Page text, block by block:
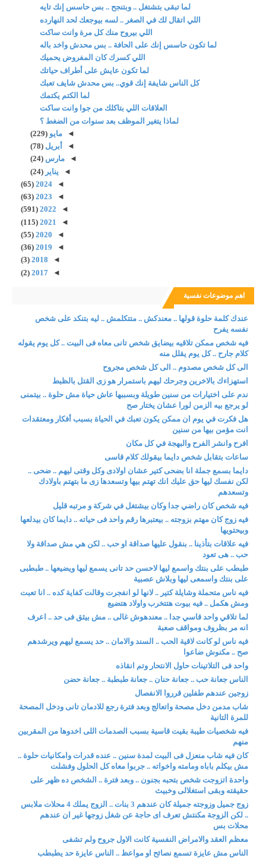
لما تبقى بتشتغل .. وبتنجح .. بس حاسس إنك تايه
اللي اتقال لك في الصغر .. لسه بيوجعك لحد النهارده
اللي بيروح منك كل مرة وانت ساكت
لما تكون حاسس إنك على الحافة .. بس محدش واخد باله
اللي كسرك كان المفروض يحميك
لما تكون عايش على أطراف حياتك
كل الناس شايفة إنك قوي.. بس محدش شايف تعبك
لما الكتم يكتمك
العلاقات اللي بتاكلك من جوا وانت ساكت
لماذا يتغير الموظف بعد سنوات من الضغط ؟
◄مايو(229)
◄
أبريل(78)
◄مارس(24)
◄ يناير(24)
◄
2024
(65)
◄
2023
(63)
◄
2022
(591)
◄
2021
(115)
◄
2020
(55)
◄
2019
(36)
◄
2018
(3)
◄
2017
(2)
اهم موضوعات نفسية
عندك كلمة حلوة قولها .. معندكش .. متتكلمش .. ليه بتنكد على شخص
نفسه يفرح
فيه شخص ممكن تلاقيه بيضايق شخص تانى معاه فى البيت .. كل يوم يقوله
كلام جارح .. كل يوم يقلل منه
الى كل شخص مصدوم .. الى كل شخص مجروح
استهزاءك بالاخرين وجرحك ليهم باستمرار هو زى القتل بالظبط
ندم على اختيارات من سنين طويلة وبسببها عاش حياة مش حلوة .. بيتمنى
لو يرجع بيه الزمن لورا عشان يختار صح
هل فكرت في يوم ان ممكن يكون تعبك في الحياة بسبب أفكار ومعتقدات
انت مؤمن بيها من سنين
افرح وانشر الفرح والبهجة في كل مكان
ساعات بتقابل شخص دايما بيقولك كلام قاسى
دايما بسمع جملة انا بضحى كتير عشان اولادى وكل وقتى ليهم .. ضحى ..
لكن نفسك ليها حق عليك انك تهتم بيها وتسعدها زى ما بتهتم باولادك
وتسعدهم
فيه شخص كان راضي جدا وكان بيشتغل في شركة و مرتبه قليل
فيه زوج كان مهتم بزوجته .. بيعتبرها رقم واحد فى حياته .. دايما كان بيدلعها
وبيحتويها
فيه علاقات بتأذينا .. بنقول عليها صداقة او حب .. لكن هي مش صداقة ولا
حب .. هى تعود
طبطب على بنتك واسمع ليها لاحسن حد تانى يسمع ليها ويضيعها .. طبطبى
على بنتك واسمعى ليها وبلاش عصبية
فيه ناس متحملة وشايلة كتير .. لانها لو انفجرت وقالت كفاية كده .. انا تعبت
ومش هكمل .. فيه بيوت هتتخرب واولاد هتضيع
لما تلاقي واحد قاسي جدا .. معندهوش غالى .. مش بيثق فى حد .. اعرف
انه مر بظروف ومواقف صعبة
فيه ناس لو كانت لاقية الحب .. السند والامان .. حد يسمع ليهم ويرشدهم
صح .. مكنوش ضاعوا
واحد فى التلاتينات حاول الانتحار وتم انقاذه
الناس جعانة حب .. جعانة حنان .. جعانة طبطبة .. جعانة حضن
زوجين عندهم طفلين قرروا الانفصال
شاب مدمن دخل مصحة واتعالج وبعد فترة رجع للادمان تانى ودخل المصحة
للمرة التانية
فيه شخصيات طيبة بقيت قاسية بسبب الصدمات اللى اخدوها من المقربين
منهم
كان فيه شاب منعزل فى البيت لمدة سنين .. عنده قدرات وامكانيات حلوة ..
مش بيكلم باباه ومامته واخواته .. جربوا معاه كل الحلول وفشلت
واحدة اتزوجت شخص بتحبه بجنون .. وبعد فترة .. الشخص ده ظهر على
حقيقته وبقى استغلالى وخبيث
زوج جميل وزوجته جميلة كان عندهم 3 بنات .. الزوج يملك 4 محلات ملابس
.. لكن الزوجة مكنتش تعرف اى حاجة عن شغل زوجها غير ان عندهم
محلات بس
معظم العقد والامراض النفسية كانت الاول جروح ولم تشفى
الناس مش عايزة تسمع نصائح او مواعظ .. الناس عايزة حد يطبطب